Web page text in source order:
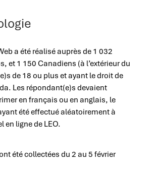
a été réalisé auprès de 1 032
et 1 150 Canadiens (à l’extérieur du
de 18 ou plus et ayant le droit de
Les répondant(e)s devaient
en français ou en anglais, le
été effectué aléatoirement à
en ligne de LEO.
été collectées du 2 au 5 février